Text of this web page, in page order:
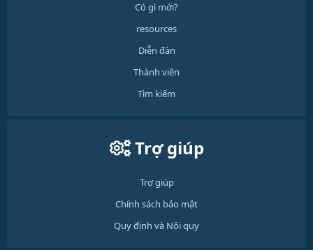
Có gì mới?
resources
Diễn đàn
Thành viên
Tìm kiếm
Trợ giúp
Trợ giúp
Chính sách bảo mật
Quy định và Nội quy